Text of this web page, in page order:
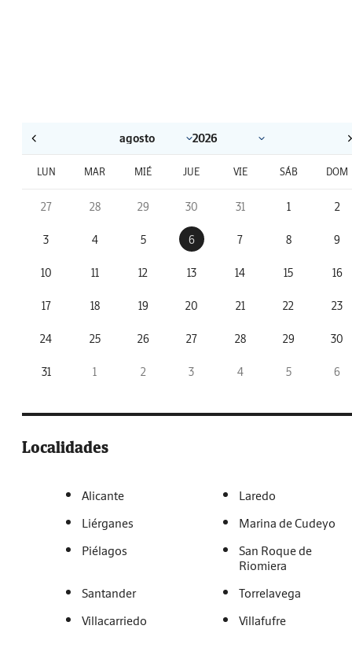
LUN MAR MIÉ JUE VIE SÁB DOM
27 28 29 30 31 1 2
3 4 5 6 7 8 9
10 11 12 13 14 15 16
17 18 19 20 21 22 23
24 25 26 27 28 29 30
31 1 2 3 4 5 6
Localidades
Alicante
Laredo
Liérganes
Marina de Cudeyo
Piélagos
San Roque de
Riomiera
Santander
Torrelavega
Villacarriedo
Villafufre